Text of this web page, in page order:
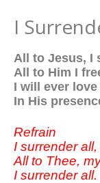
I
All to Jesus, I
All to Him I
I will ever
In His
Refrain
I surrender
All to Thee,
I surrender all.